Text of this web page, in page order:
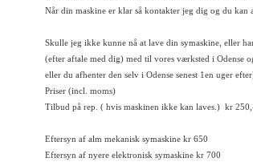
Når din maskine er klar så kontakter jeg dig og du kan
Skulle jeg ikke kunne nå at lave din symaskine, eller
(efter aftale med dig) med til vores værksted i Odense
eller du afhenter den selv i Odense senest 1en uger
Priser (incl. moms)
Tilbud på rep. ( hvis maskinen ikke kan laves.) kr
Eftersyn af alm mekanisk symaskine kr 650
Eftersyn af nyere elektronisk symaskine kr 700